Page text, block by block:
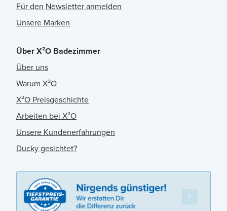
Für den Newsletter anmelden
Unsere Marken
Über X²O Badezimmer
Über uns
Warum X²O
X²O Preisgeschichte
Arbeiten bei X²O
Unsere Kundenerfahrungen
Ducky gesichtet?